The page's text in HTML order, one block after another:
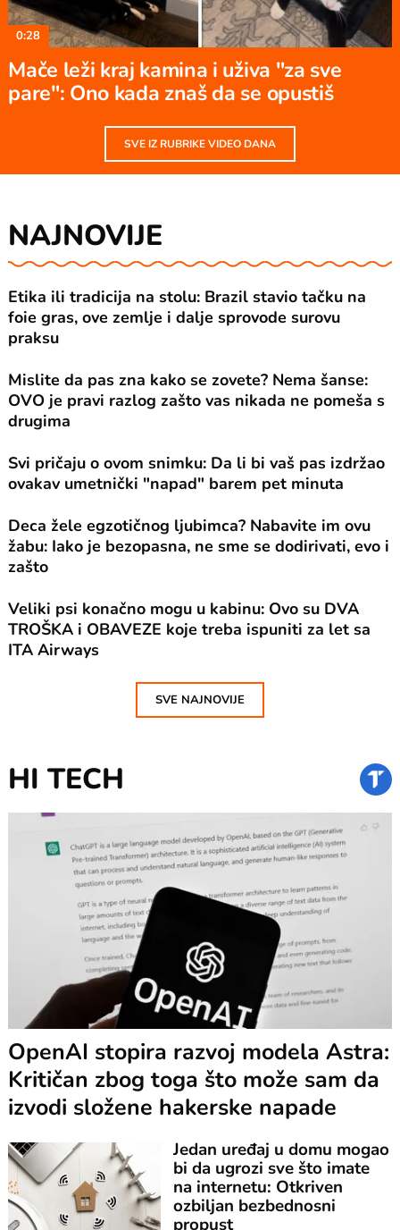
0:28
Mače leži kraj kamina i uživa "za sve
pare": Ono kada znaš da se opustiš
SVE IZ RUBRIKE VIDEO DANA
NAJNOVIJE
Etika ili tradicija na stolu: Brazil stavio tačku na
foie gras, ove zemlje i dalje sprovode surovu
praksu
Mislite da pas zna kako se zovete? Nema šanse:
OVO je pravi razlog zašto vas nikada ne pomeša s
drugima
Svi pričaju o ovom snimku: Da li bi vaš pas izdržao
ovakav umetnički "napad" barem pet minuta
Deca žele egzotičnog ljubimca? Nabavite im ovu
žabu: Iako je bezopasna, ne sme se dodirivati, evo i
zašto
Veliki psi konačno mogu u kabinu: Ovo su DVA
TROŠKA i OBAVEZE koje treba ispuniti za let sa
ITA Airways
SVE NAJNOVIJE
HI TECH
OpenAI stopira razvoj modela Astra:
Kritičan zbog toga što može sam da
izvodi složene hakerske napade
Jedan uređaj u domu mogao
bi da ugrozi sve što imate
na internetu: Otkriven
ozbiljan bezbednosni
propust